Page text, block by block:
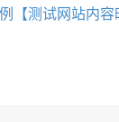
【测试网站内容